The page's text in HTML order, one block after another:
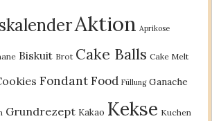
Aktion Aprikose
Biskuit Brot Cake Balls Cake Melt
Fondant Food Füllung Ganache
Grundrezept Kakao Kekse Kuchen